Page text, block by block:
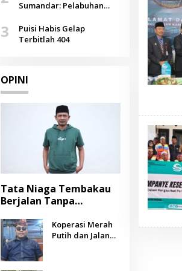
Agustus
Sumandar: Pelabuhan
Selendang Benang Merah
Lombang
3
Puisi Habis Gelap
Terbitlah 404
OPINI
Tata Niaga Tembakau
Berjalan Tanpa
Negara Berpihak
kepada Petani?
Koperasi Merah
Putih dan Jalan